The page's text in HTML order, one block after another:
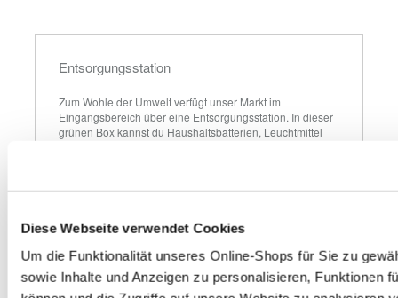
Diese Webseite verwendet Cookies
Um die Funktionalität unseres Online-Shops für Sie zu
sowie Inhalte und Anzeigen zu personalisieren, Funktionen
Entsorgungsstation
Zum Wohle der Umwelt verfügt unser Markt im
Eingangsbereich über eine Entsorgungsstation. In dieser
grünen Box kannst du Haushaltsbatterien, Leuchtmittel
Gerne nehmen wir deine ausgedienten Autobatterien
zurück. Solltest du keine neue benötigen, erhältst du 7,50